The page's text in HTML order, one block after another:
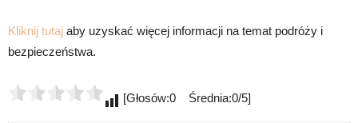
Kliknij tutaj aby uzyskać więcej informacji na temat podróży i
bezpieczeństwa.
[Głosów:0 Średnia:0/5]